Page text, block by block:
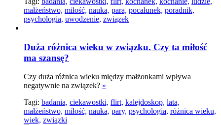
małżeństwo, miłość, nauka, para, pocałunek, poradnik,
psychologia, uwodzenie, związek
Duża różnica wieku w związku. Czy ta miłość
ma szansę?
Czy duża różnica wieku między małżonkami wpływa
negatywnie na związek? »
Tagi: badania, ciekawostki, flirt, kalejdoskop, lata,
małżeństwo, miłość, nauka, pary, psychologia, różnica wieku,
wiek, związki